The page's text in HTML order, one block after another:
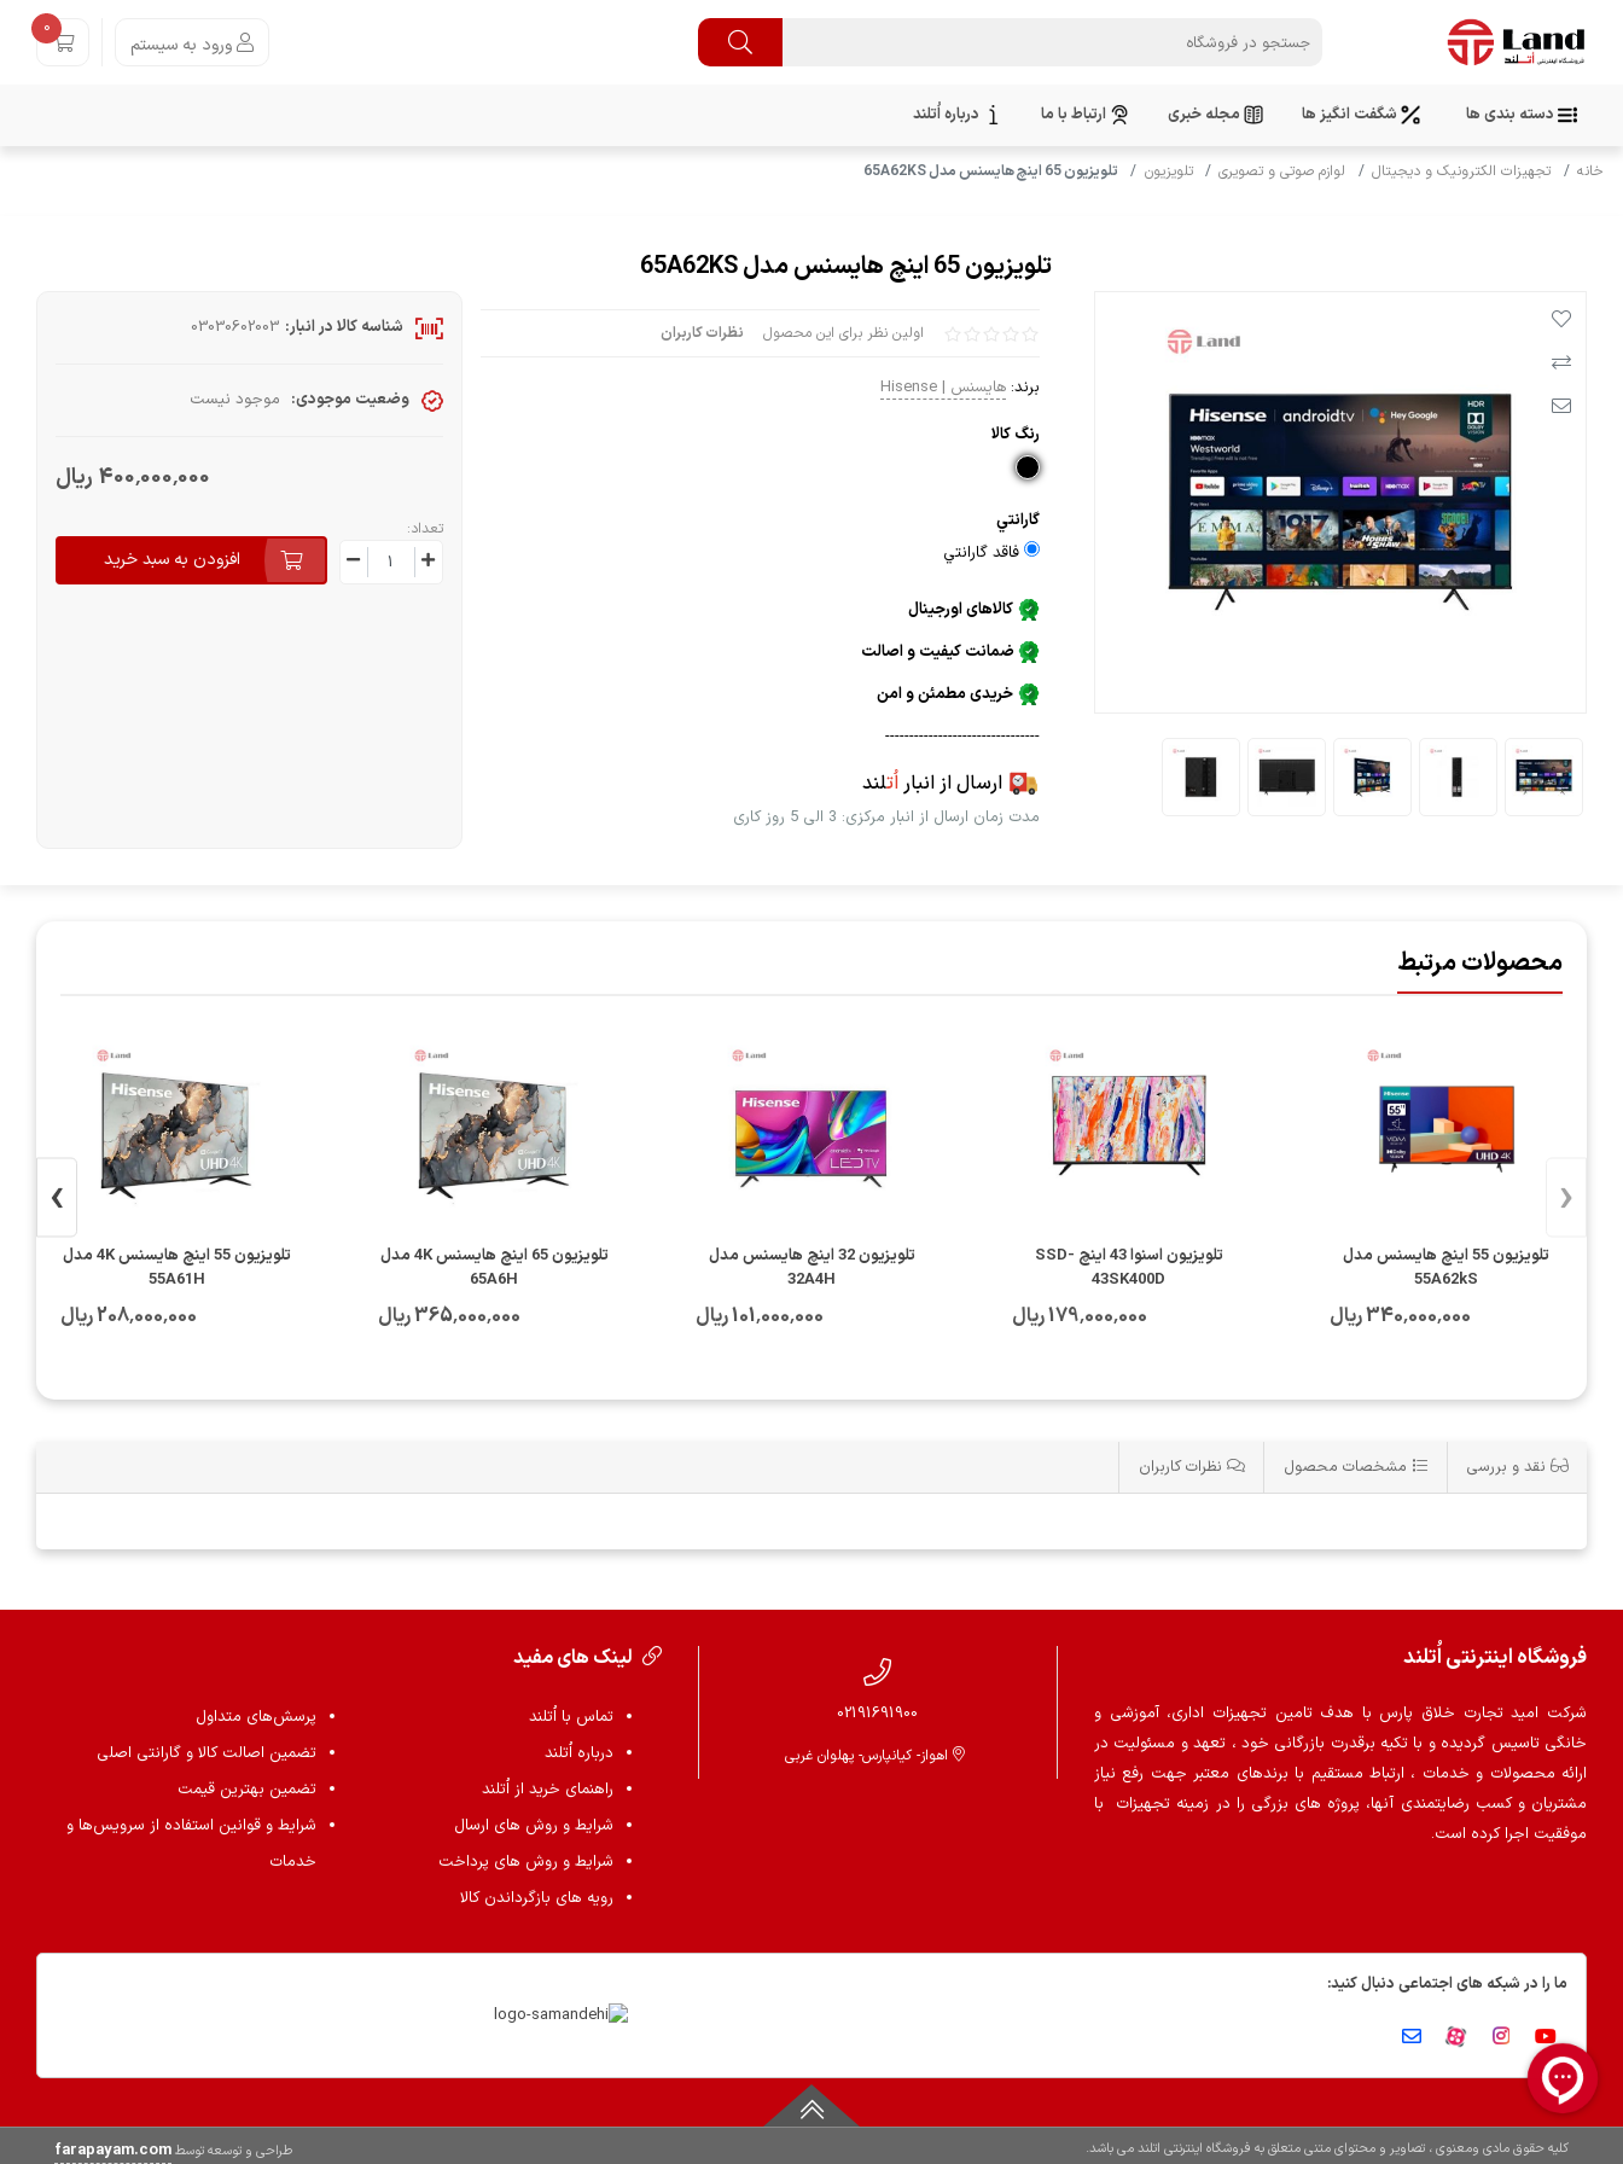
ورود به سیستم
0
دسته بندی ها شگفت انگیز ها مجله خبری ارتباط با ما درباره اُتلند
خانه تجهیزات الکترونیک و دیجیتال لوازم صوتی و تصویری تلویزیون تلویزیون 65 اینچ هایسنس مدل 65A62KS
تلویزیون 65 اینچ هایسنس مدل 65A62KS
اولین نظر برای این محصول نظرات کاربران
برند: هایسنس | Hisense
رنگ كالا
گارانتي
فاقد گارانتي
کالاهای اورجینال
ضمانت کیفیت و اصالت
خریدی مطمئن و امن
--------------------------------
ارسال از انباراُتلند
مدت زمان ارسال از انبار مرکزی: 3 الی 5 روز کاری
شناسه کالا در انبار: 03030602003
وضعیت موجودی: موجود نیست
400٬000٬000 ریال
تعداد:
افزودن به سبد خرید
محصولات مرتبط
تلویزیون 55 اینچ هایسنس مدل
55A62kS
340٬000٬000 ریال
تلویزیون اسنوا 43 اینچ SSD-
43SK400D
179٬000٬000 ریال
تلویزیون 32 اینچ هایسنس مدل
32A4H
101٬000٬000 ریال
تلویزیون 65 اینچ هایسنس 4K مدل
65A6H
365٬000٬000 ریال
تلویزیون 55 اینچ هایسنس 4K مدل
55A61H
208٬000٬000 ریال
‹
›
نقد و بررسی مشخصات محصول نظرات کاربران
فروشگاه اینترنتی اُتلند
شرکت امید تجارت خلاق پارس با هدف تامین تجهیزات اداری، آموزشی و
خانگی تاسیس گردیده و با تکیه برقدرت بازرگانی خود ، تعهد و مسئولیت در
ارائه محصولات و خدمات ، ارتباط مستقیم با برندهای معتبر جهت رفع نیاز
مشتریان و کسب رضایتمندی آنها، پروژه های بزرگی را در زمینه تجهیزات با
موفقیت اجرا کرده است.
02191691900
اهواز- کیانپارس- پهلوان غربی
لینک های مفید
تماس با اُتلند
درباره اُتلند
راهنمای خرید از اُتلند
شرایط و روش های ارسال
شرایط و روش های پرداخت
رویه های بازگرداندن کالا
پرسش‌های متداول
تضمین اصالت کالا و گارانتی اصلی
تضمین بهترین قیمت
شرایط و قوانین استفاده از سرویس‌ها و
خدمات
ما را در شبکه های اجتماعی دنبال کنید:
کلیه حقوق مادی ومعنوی ، تصاویر و محتوای متنی متعلق به فروشگاه اینترنتی اتلند می باشد. طراحی و توسعه توسطfarapayam.com